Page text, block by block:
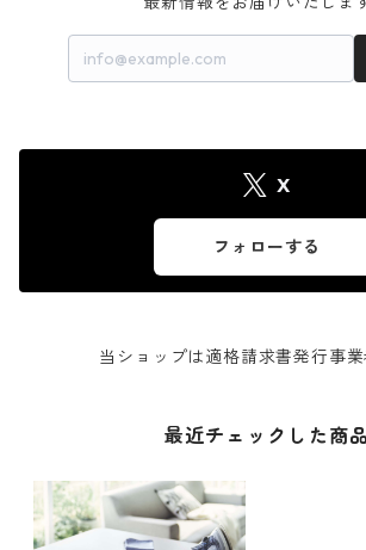
X
フォローする
当ショップは適格請求書発行事業
最近チェックした商品